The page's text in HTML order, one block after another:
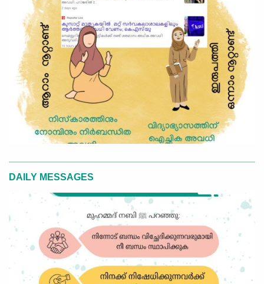
DAILY MESSAGES